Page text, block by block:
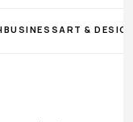
BUSINESS ART &